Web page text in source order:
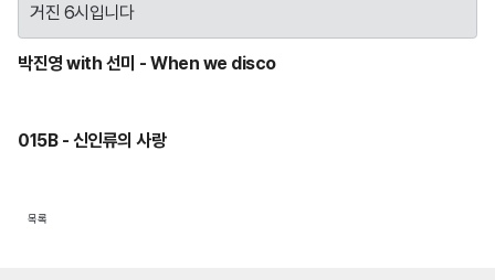
거진 6시입니다
박진영 with 선미 - When we disco
015B - 신인류의 사랑
목록